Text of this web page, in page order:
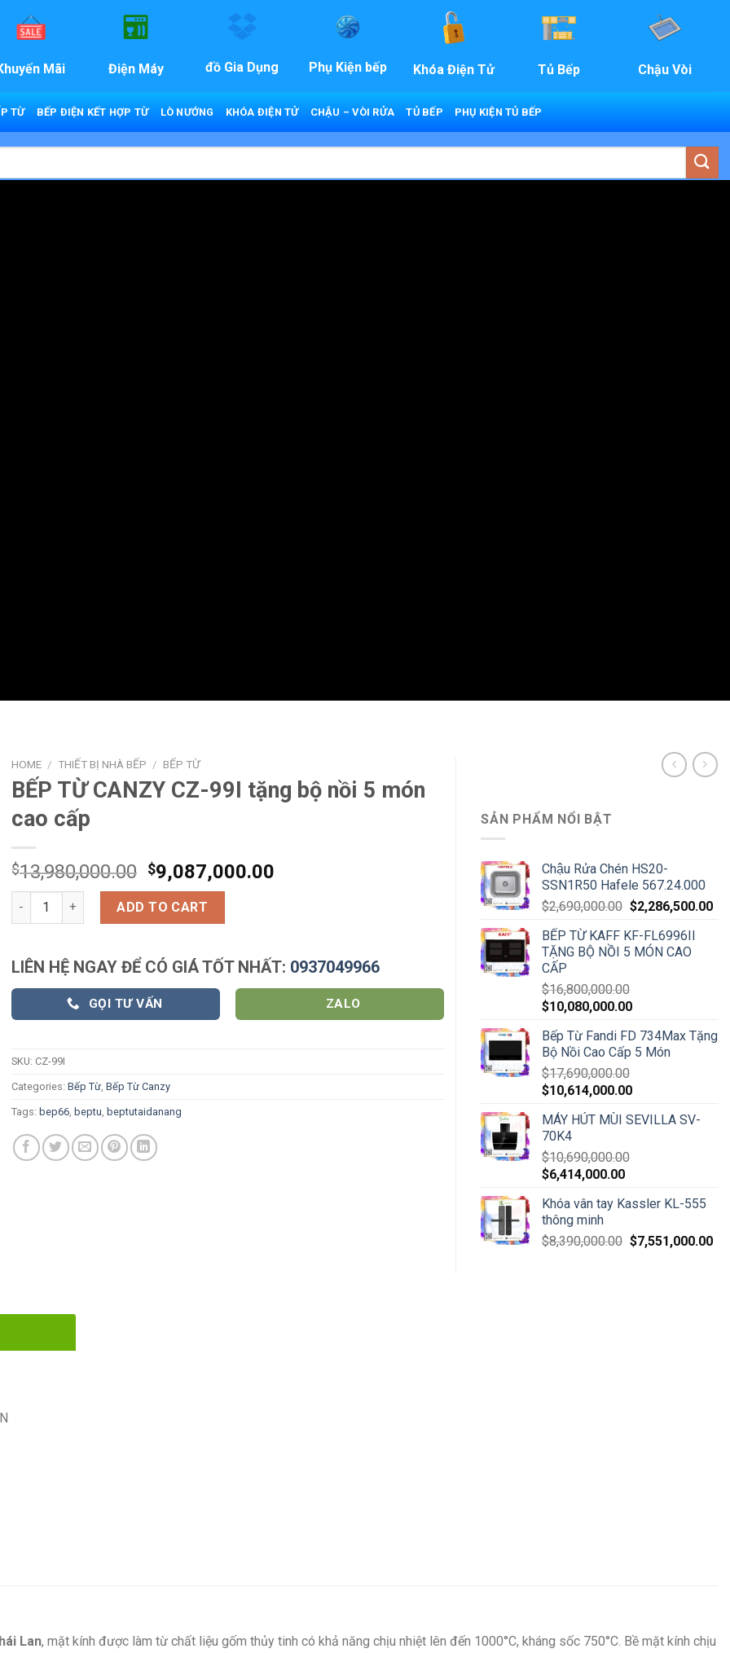
Mãi Điện Máy đồ Gia Dụng Phụ Kiện bếp Khóa Điện Tử Tủ Bếp Chậu Vòi
TỪ BẾP ĐIỆN KẾT HỢP TỪ LÒ NƯỚNG KHÓA ĐIỆN TỬ CHẬU – VÒI RỬA TỦ BẾP PHỤ KIỆN TỦ BẾP
HOME / THIẾT BỊ NHÀ BẾP / BẾP TỪ
BẾP TỪ CANZY CZ-99I tặng bộ nồi 5 món
cao cấp
$13,980,000.00 $9,087,000.00
BẾP TỪ CANZY CZ-99I tặng bộ nồi 5 món cao cấp quantity
ADD TO CART
LIÊN HỆ NGAY ĐỂ CÓ GIÁ TỐT NHẤT: 0937049966
GỌI TƯ VẤN ZALO
SKU: CZ-99I
Categories: Bếp Từ Bếp Từ Canzy
Tags: bep66 beptu beptutaidanang
SẢN PHẨM NỔI BẬT
Chậu Rửa Chén HS20-
SSN1R50 Hafele 567.24.000
$2,690,000.00 $2,286,500.00
BẾP TỪ KAFF KF-FL6996II
TẶNG BỘ NỒI 5 MÓN CAO
CẤP
$16,800,000.00
$10,080,000.00
Bếp Từ Fandi FD 734Max Tặng
Bộ Nồi Cao Cấp 5 Món
$17,690,000.00
$10,614,000.00
MÁY HÚT MÙI SEVILLA SV-
70K4
$10,690,000.00
$6,414,000.00
Khóa vân tay Kassler KL-555
thông minh
$8,390,000.00 $7,551,000.00
Lan, mặt kính được làm từ chất liệu gốm thủy tinh có khả năng chịu nhiệt lên đến 1000°C, kháng sốc 750°C. Bề mặt kính chịu